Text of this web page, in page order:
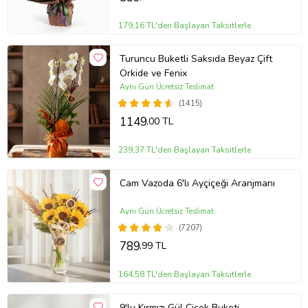
179,16 TL'den Başlayan Taksitlerle
Turuncu Buketli Saksıda Beyaz Çift
Orkide ve Fenix
(1415)
Aynı Gün Ücretsiz Teslimat
1149,00 TL
239,37 TL'den Başlayan Taksitlerle
Cam Vazoda 6'lı Ayçiçeği Aranjmanı
(7207)
Aynı Gün Ücretsiz Teslimat
789,99 TL
164,58 TL'den Başlayan Taksitlerle